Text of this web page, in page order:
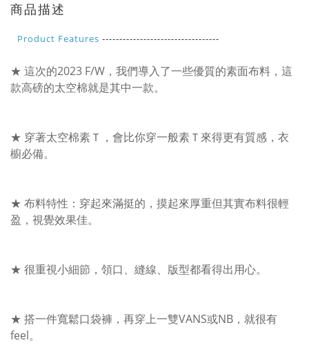
商品描述
Product Features ----------------------------------
★ 這次的2023 F/W，我們導入了一些優質的素面布料，這
款高磅的太空棉就是其中一款。
★ 穿著太空棉素Ｔ，會比你穿一般素Ｔ來得更有質感，衣
櫥必備。
★ 布料特性：穿起來滿挺的，摸起來厚重但其實布料很輕
盈，視覺效果佳。
★ 很重視小細節，領口、縫線、版型都看得出用心。
★ 搭一件寬鬆口袋褲，再穿上一雙VANS或NB，就很有
feel。